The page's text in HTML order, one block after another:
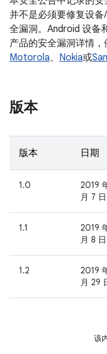
并不是必须要修复设
全漏洞。Android 设备
产品的安全漏洞详情，
Motorola、 Nokia或
版本
版本 日期
1.0
2019
月 7 日
1.1
2019
月 8 日
1.2
2019
月 29
该